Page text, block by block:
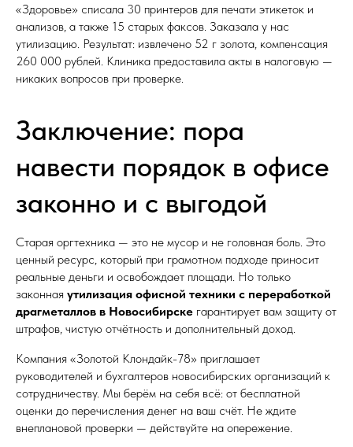
«Здоровье» списала 30 принтеров для печати этикеток и
анализов, а также 15 старых факсов. Заказала у нас
утилизацию. Результат: извлечено 52 г золота, компенсация
260 000 рублей. Клиника предоставила акты в налоговую —
никаких вопросов при проверке.
Заключение: пора
навести порядок в офисе
законно и с выгодой
Старая оргтехника — это не мусор и не головная боль. Это
ценный ресурс, который при грамотном подходе приносит
реальные деньги и освобождает площади. Но только
законная утилизация офисной техники с переработкой
драгметаллов в Новосибирске гарантирует вам защиту от
штрафов, чистую отчётность и дополнительный доход.
Компания «Золотой Клондайк-78» приглашает
руководителей и бухгалтеров новосибирских организаций к
сотрудничеству. Мы берём на себя всё: от бесплатной
оценки до перечисления денег на ваш счёт. Не ждите
внеплановой проверки — действуйте на опережение.